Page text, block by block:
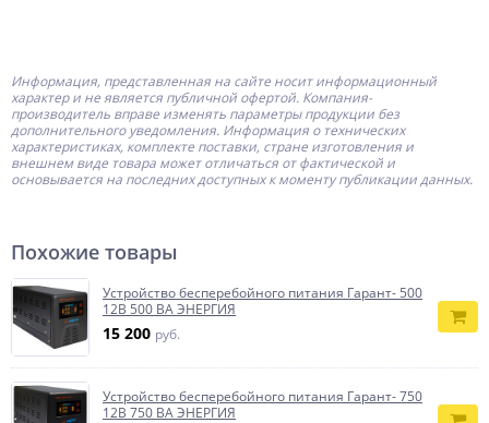
Информация, представленная на сайте носит информационный
характер и не является публичной офертой. Компания-
производитель вправе изменять параметры продукции без
дополнительного уведомления. Информация о технических
характеристиках, комплекте поставки, стране изготовления и
внешнем виде товара может отличаться от фактической и
основывается на последних доступных к моменту публикации данных.
Похожие товары
Устройство бесперебойного питания Гарант- 500
12В 500 ВА ЭНЕРГИЯ
15 200 руб.
Устройство бесперебойного питания Гарант- 750
12В 750 ВА ЭНЕРГИЯ